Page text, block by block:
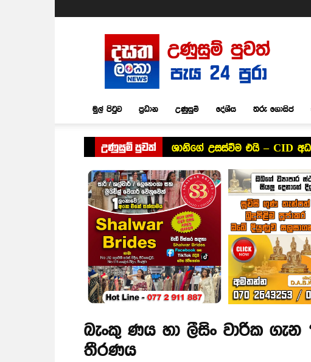
Dasatha
Lanka
News
මුල් පිටුව ප්‍රධාන උණුසුම් දේශීය තරු ගොසිප්
උණුසුම් පුවත් ශානිගේ උසස්වීම එයි – CID
බැංකු ණය හා ලීසිං වාරික ගැන
තීරණය